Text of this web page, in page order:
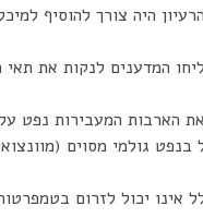
הרעיון היה צורך להוסיף
המדענים לנקות את תאי
הארבות המעבירות נפט על
בנפט גולמי מסוים
אינו יכול לזרום